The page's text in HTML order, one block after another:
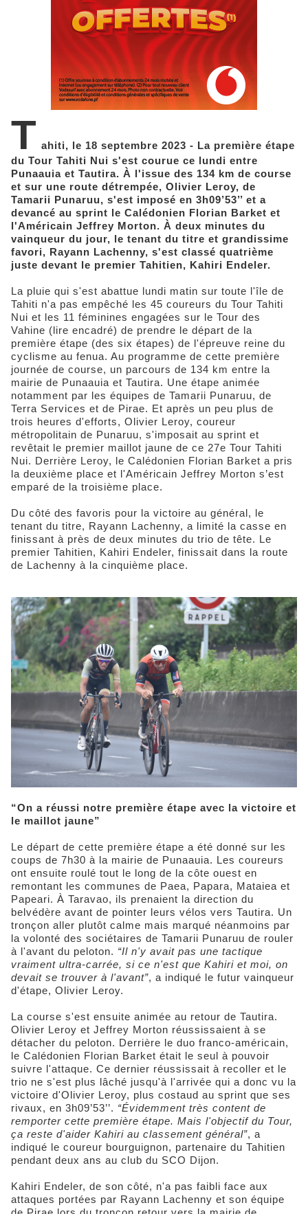
T ahiti, le 18 septembre 2023 - La première étape
du Tour Tahiti Nui s'est courue ce lundi entre
Punaauia et Tautira. À l'issue des 134 km de course
et sur une route détrempée, Olivier Leroy, de
Tamarii Punaruu, s'est imposé en 3h09’53’’ et a
devancé au sprint le Calédonien Florian Barket et
l'Américain Jeffrey Morton. À deux minutes du
vainqueur du jour, le tenant du titre et grandissime
favori, Rayann Lachenny, s'est classé quatrième
juste devant le premier Tahitien, Kahiri Endeler.
La pluie qui s'est abattue lundi matin sur toute l'île de
Tahiti n'a pas empêché les 45 coureurs du Tour Tahiti
Nui et les 11 féminines engagées sur le Tour des
Vahine (lire encadré) de prendre le départ de la
première étape (des six étapes) de l'épreuve reine du
cyclisme au fenua. Au programme de cette première
journée de course, un parcours de 134 km entre la
mairie de Punaauia et Tautira. Une étape animée
notamment par les équipes de Tamarii Punaruu, de
Terra Services et de Pirae. Et après un peu plus de
trois heures d'efforts, Olivier Leroy, coureur
métropolitain de Punaruu, s'imposait au sprint et
revêtait le premier maillot jaune de ce 27e Tour Tahiti
Nui. Derrière Leroy, le Calédonien Florian Barket a pris
la deuxième place et l'Américain Jeffrey Morton s’est
emparé de la troisième place.
Du côté des favoris pour la victoire au général, le
tenant du titre, Rayann Lachenny, a limité la casse en
finissant à près de deux minutes du trio de tête. Le
premier Tahitien, Kahiri Endeler, finissait dans la route
de Lachenny à la cinquième place.
“On a réussi notre première étape avec la victoire et
le maillot jaune”
Le départ de cette première étape a été donné sur les
coups de 7h30 à la mairie de Punaauia. Les coureurs
ont ensuite roulé tout le long de la côte ouest en
remontant les communes de Paea, Papara, Mataiea et
Papeari. À Taravao, ils prenaient la direction du
belvédère avant de pointer leurs vélos vers Tautira. Un
tronçon aller plutôt calme mais marqué néanmoins par
la volonté des sociétaires de Tamarii Punaruu de rouler
à l'avant du peloton. “Il n'y avait pas une tactique
vraiment ultra-carrée, si ce n'est que Kahiri et moi, on
devait se trouver à l'avant”, a indiqué le futur vainqueur
d'étape, Olivier Leroy.
La course s'est ensuite animée au retour de Tautira.
Olivier Leroy et Jeffrey Morton réussissaient à se
détacher du peloton. Derrière le duo franco-américain,
le Calédonien Florian Barket était le seul à pouvoir
suivre l'attaque. Ce dernier réussissait à recoller et le
trio ne s'est plus lâché jusqu'à l'arrivée qui a donc vu la
victoire d'Olivier Leroy, plus costaud au sprint que ses
rivaux, en 3h09’53’’. “Évidemment très content de
remporter cette première étape. Mais l'objectif du Tour,
ça reste d'aider Kahiri au classement général”, a
indiqué le coureur bourguignon, partenaire du Tahitien
pendant deux ans au club du SCO Dijon.
Kahiri Endeler, de son côté, n'a pas faibli face aux
attaques portées par Rayann Lachenny et son équipe